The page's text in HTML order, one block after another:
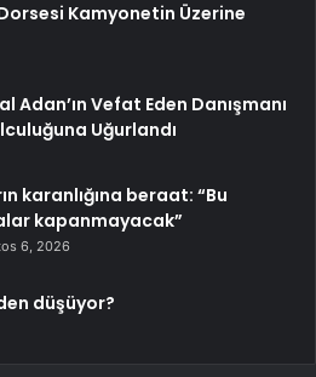
Kamyonetin Üzerine
Adan’ın Vefat Eden Danışmanı
Uğurlandı
karanlığına beraat: “Bu
kapanmayacak”
6, 2026
düşüyor?